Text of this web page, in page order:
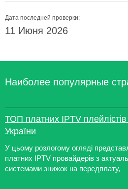
Дата последней проверки:
11 Июня 2026
Наиболее популярные
ТОП платних IPTV
України
У цьому розлогому огляді
платних IPTV провайдерів з
системами знижок на передплату,